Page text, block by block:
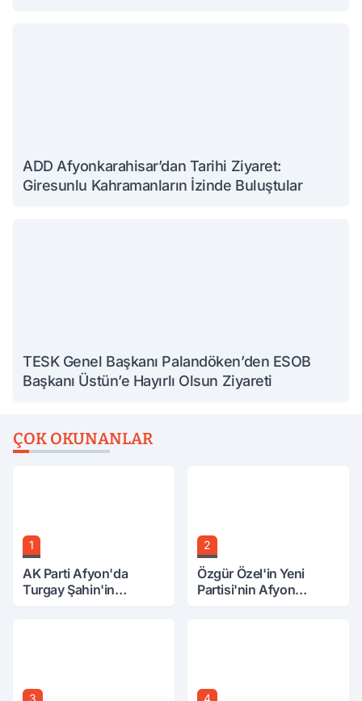
ADD Afyonkarahisar’dan Tarihi Ziyaret:
Giresunlu Kahramanların İzinde Buluştular
TESK Genel Başkanı Palandöken’den ESOB
Başkanı Üstün’e Hayırlı Olsun Ziyareti
ÇOK OKUNANLAR
1
AK Parti Afyon'da
Turgay Şahin'in
2
Özgür Özel'in Yeni
Partisi'nin Afyon